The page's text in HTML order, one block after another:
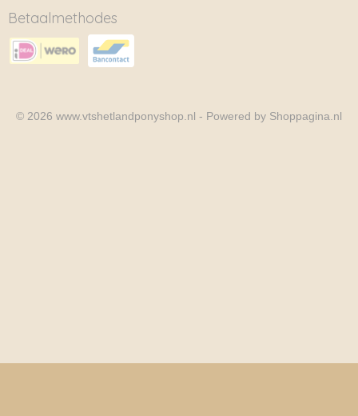
Betaalmethodes
© 2026 www.vtshetlandponyshop.nl - Powered by Shoppagina.nl